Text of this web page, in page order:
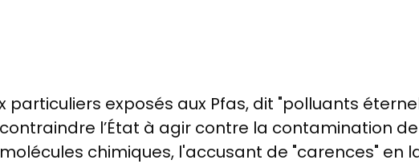
particuliers exposés aux Pfas, dit "polluants
l’État à agir contre la contamination
chimiques, l'accusant de "carences" en